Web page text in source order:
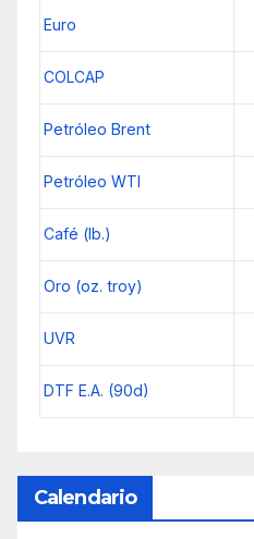
Euro
COLCAP
Petróleo Brent
Petróleo WTI
Café (lb.)
Oro (oz. troy)
UVR
DTF E.A. (90d)
Calendario